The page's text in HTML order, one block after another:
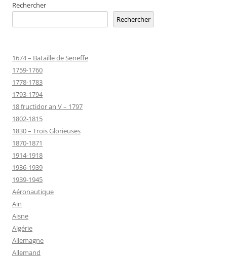
Rechercher
Rechercher
1674 – Bataille de Seneffe
1759-1760
1778-1783
1793-1794
18 fructidor an V – 1797
1802-1815
1830 – Trois Glorieuses
1870-1871
1914-1918
1936-1939
1939-1945
Aéronautique
Ain
Aisne
Algérie
Allemagne
Allemand